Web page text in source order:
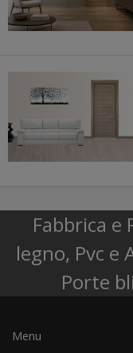
Fabbrica e
legno, Pvc e
Porte
Menu